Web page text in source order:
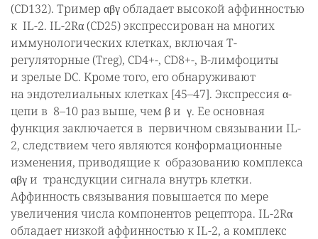
(CD132). Тример αβγ обладает высокой аффинностью
к IL-2. IL-2Rα (CD25) экспрессирован на многих
иммунологических клетках, включая Т-
регуляторные (Treg), CD4+-, CD8+-, В-лимфоциты
и зрелые DC. Кроме того, его обнаруживают
на эндотелиальных клетках [45–47]. Экспрессия α-
цепи в 8–10 раз выше, чем β и γ. Ее основная
функция заключается в первичном связывании IL-
2, следствием чего являются конформационные
изменения, приводящие к образованию комплекса
αβγ и трансдукции сигнала внутрь клетки.
Аффинность связывания повышается по мере
увеличения числа компонентов рецептора. IL-2Rα
обладает низкой аффинностью к IL-2, а комплекс